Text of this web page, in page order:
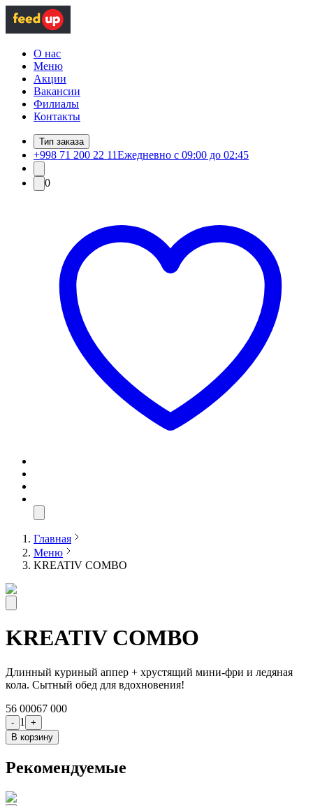
О нас
Меню
Акции
Вакансии
Филиалы
Контакты
Тип заказа
+998 71 200 22 11Ежедневно с 09:00 до 02:45
0
Главная
Меню
KREATIV COMBO
KREATIV COMBO
Длинный куриный аппер + хрустящий мини-фри и ледяная
кола. Сытный обед для вдохновения!
56 00067 000
- 1
+
В корзину
Рекомендуемые